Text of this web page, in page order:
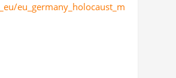
eu_germany_holocaust_m